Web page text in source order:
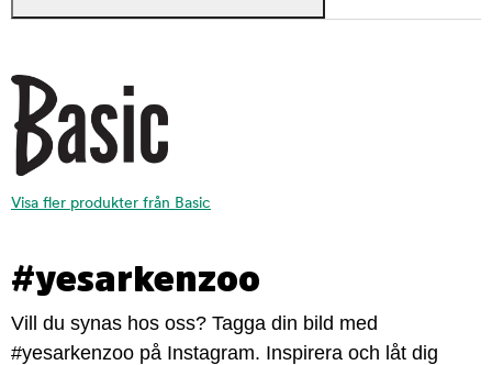
Visa fler produkter från Basic
#yesarkenzoo
Vill du synas hos oss? Tagga din bild med
#yesarkenzoo på Instagram. Inspirera och låt dig